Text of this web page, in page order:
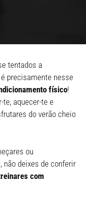
tentados a
precisamente nesse
físico!
te, aquecer-te e
do verão cheio
ou
não deixes de conferir
com